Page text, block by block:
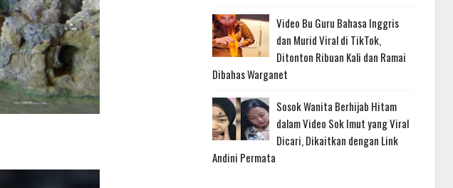
Video Bu Guru Bahasa Inggris
dan Murid Viral di TikTok,
Ditonton Ribuan Kali dan Ramai
Dibahas Warganet
Sosok Wanita Berhijab Hitam
dalam Video Sok Imut yang Viral
Dicari, Dikaitkan dengan Link
Andini Permata